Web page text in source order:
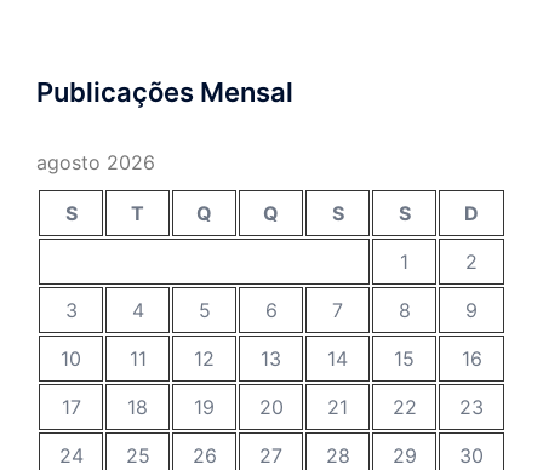
Publicações Mensal
agosto 2026
S T Q Q S S
D
1
2
3
4 5 6 7 8
9
10
11 12 13 14 15
16
17
18 19 20 21 22
23
24
25 26 27 28 29
30